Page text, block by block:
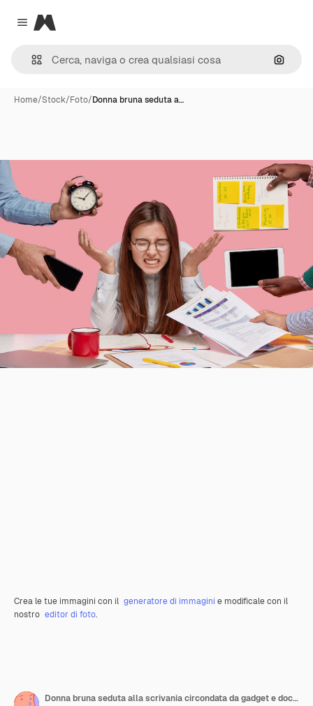
Close menu
Magnific
Cerca
Home/Stock/Foto/Donna bruna seduta a…
Crea le tue immagini con il generatore di immagini e modificale con il
nostro editor di foto.
Donna bruna seduta alla scrivania circondata da gadget e documenti